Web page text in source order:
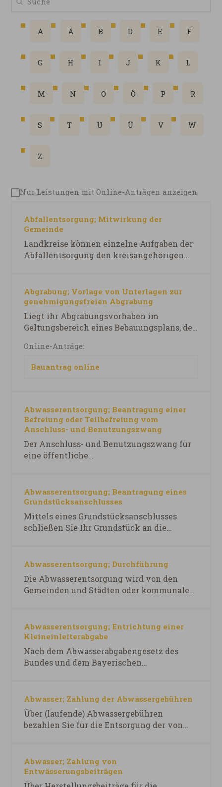
A Ä B D E F
G H I J K L
M N O Ö P R
S T U Ü V W
Z
Nur Leistungen mit Online-Anträgen anzeigen
Abfallentsorgung; Mitwirkung der
Gemeinde
Landkreise können einzelne Aufgaben der
Abfallentsorgung den kreisangehörigen
den Landkreis bei der Durchführung von
Verwertungsmaßnahmen auf ihrem Gebiet.
08.07.2026
Abgrabung; Vorlage von Unterlagen zur
genehmigungsfreien Abgrabung
Liegt ihr Abgrabungsvorhaben im
Geltungsbereich eines Bebauungsplans, der
Standort und die Größe der Abgrabung
enthält, kann es genehmigungsfrei sein.
Auch wenn das Vorhaben keiner
Online-Anträge:
Bauantrag online
Abwasserentsorgung; Beantragung einer
Befreiung oder Teilbefreiung vom
Anschluss- und Benutzungszwang
Der Anschluss- und Benutzungszwang für
eine öffentliche
Abwasserentsorgung. Näheres zu diesem
Themenbereich erfahren Sie bei Ihrer
Gemeinde. verwaltungsgerichtliche Klage;
Normenkontrollantrag gem § 47 VwGO
Abwasserentsorgung; Beantragung eines
Grundstücksanschlusses
Mittels eines Grundstücksanschlusses
schließen Sie Ihr Grundstück an die
Bayerisches Staatsministerium des Innern,
für Sport und Integration (siehe
BayernPortal)
Abwasserentsorgung; Durchführung
Die Abwasserentsorgung wird von den
Gemeinden und Städten oder kommunalen
Widerspruchsverfahren 12.06.2026
Bayerisches Staatsministerium für Umwelt
und Verbraucherschutz (siehe
BayernPortal)
Abwasserentsorgung; Entrichtung einer
Kleineinleiterabgabe
Nach dem Abwasserabgabengesetz des
Bundes und dem Bayerischen
Abwasserabgabe an das Land zu bezahlen.
Bitte wenden Sie sich im Zweifelsfall an
die Kreisverwaltungsbehörde. Die Abgabe
wird durch Bescheid festgesetzt.
Abwasser; Zahlung der Abwassergebühren
Über (laufende) Abwassergebühren
bezahlen Sie für die Entsorgung der von
zu den konkreten Regelungen vor Ort an
Ihre Gemeindeverwaltung. Die Fristen
werden Ihnen mitgeteilt. (fakultatives)
Abwasser; Zahlung von
Entwässerungsbeiträgen